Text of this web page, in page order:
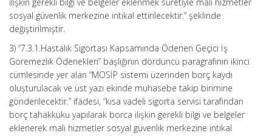
sosyal güvenlik merkezine intikal ettirilecektir.” şeklinde
değiştirilmiştir.
3) “7.3.1.Hastalık Sigortası Kapsamında Ödenen Geçici İş
Göremezlik Ödenekleri” başlığının dördüncü paragrafının ikinci
cümlesinde yer alan “MOSİP sistemi üzerinden borç kaydı
oluşturulacak ve üst yazı ekinde muhasebe takip birimine
gönderilecektir.” ifadesi, “kısa vadeli sigorta servisi tarafından
borç tahakkuku yapılarak borca ilişkin gerekli bilgi ve belgeler
eklenerek mali hizmetler sosyal güvenlik merkezine intikal